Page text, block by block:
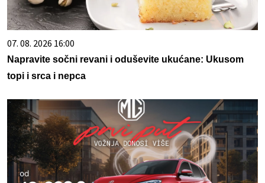
07. 08. 2026 16:00
Napravite sočni revani i oduševite ukućane: Ukusom
topi i srca i nepca